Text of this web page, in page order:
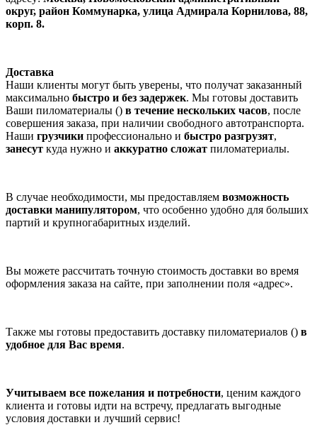
округ, район Коммунарка, улица Адмирала Корнилова, 88,
корп. 8.
Доставка
Наши клиенты могут быть уверены, что получат заказанный
максимально быстро и без задержек. Мы готовы доставить
Ваши пиломатериалы () в течение нескольких часов, после
совершения заказа, при наличии свободного автотранспорта.
Наши грузчики профессионально и быстро разгрузят,
занесут куда нужно и аккуратно сложат пиломатериалы.
В случае необходимости, мы предоставляем возможность
доставки манипулятором, что особенно удобно для больших
партий и крупногабаритных изделий.
Вы можете рассчитать точную стоимость доставки во время
оформления заказа на сайте, при заполнении поля «адрес».
Также мы готовы предоставить доставку пиломатериалов () в
удобное для Вас время.
Учитываем все пожелания и потребности, ценим каждого
клиента и готовы идти на встречу, предлагать выгодные
условия доставки и лучший сервис!